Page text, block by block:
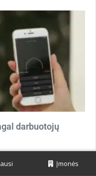
darbuotojų
Įmonės